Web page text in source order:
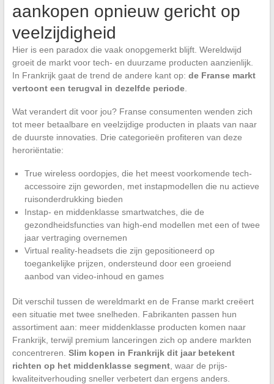
aankopen opnieuw gericht op
veelzijdigheid
Hier is een paradox die vaak onopgemerkt blijft. Wereldwijd
groeit de markt voor tech- en duurzame producten aanzienlijk.
In Frankrijk gaat de trend de andere kant op: de Franse markt
vertoont een terugval in dezelfde periode.
Wat verandert dit voor jou? Franse consumenten wenden zich
tot meer betaalbare en veelzijdige producten in plaats van naar
de duurste innovaties. Drie categorieën profiteren van deze
heroriëntatie:
True wireless oordopjes, die het meest voorkomende tech-
accessoire zijn geworden, met instapmodellen die nu actieve
ruisonderdrukking bieden
Instap- en middenklasse smartwatches, die de
gezondheidsfuncties van high-end modellen met een of twee
jaar vertraging overnemen
Virtual reality-headsets die zijn gepositioneerd op
toegankelijke prijzen, ondersteund door een groeiend
aanbod van video-inhoud en games
Dit verschil tussen de wereldmarkt en de Franse markt creëert
een situatie met twee snelheden. Fabrikanten passen hun
assortiment aan: meer middenklasse producten komen naar
Frankrijk, terwijl premium lanceringen zich op andere markten
concentreren. Slim kopen in Frankrijk dit jaar betekent
richten op het middenklasse segment, waar de prijs-
kwaliteitverhouding sneller verbetert dan ergens anders.